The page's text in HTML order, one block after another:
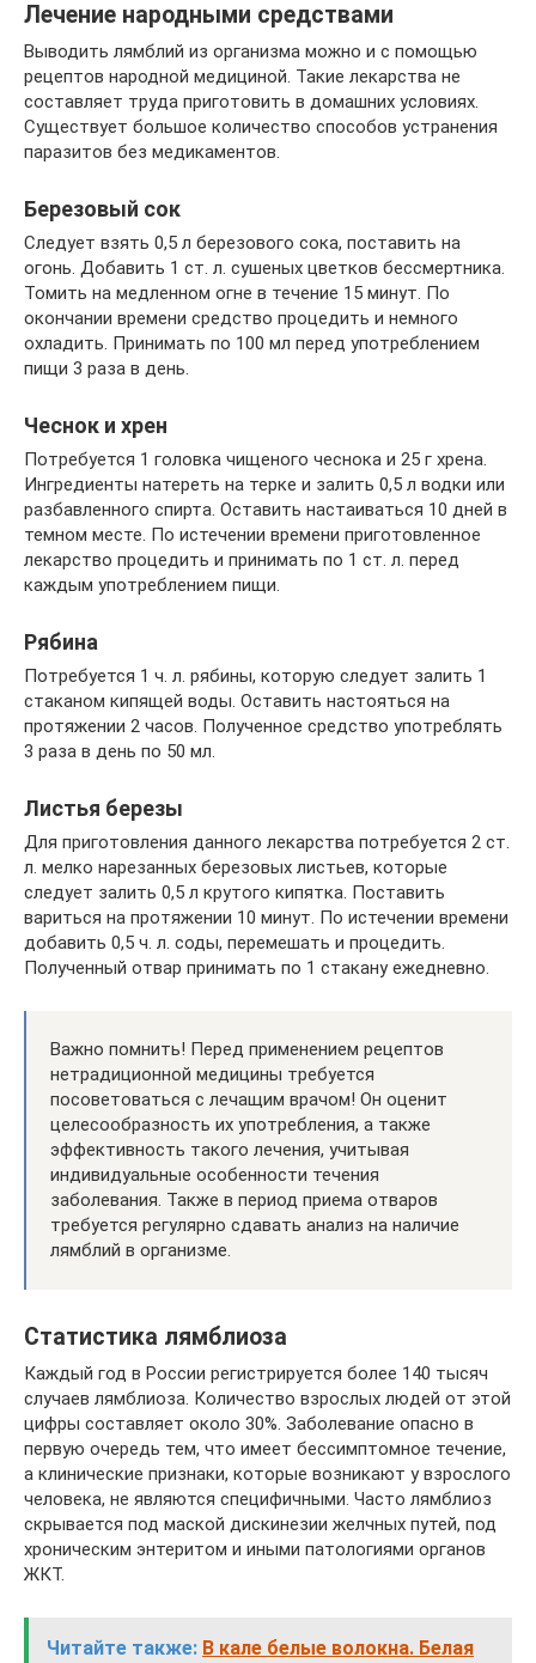
Лечение народными средствами
Выводить лямблий из организма можно и с помощью
рецептов народной медициной. Такие лекарства не
составляет труда приготовить в домашних условиях.
Существует большое количество способов устранения
паразитов без медикаментов.
Березовый сок
Следует взять 0,5 л березового сока, поставить на
огонь. Добавить 1 ст. л. сушеных цветков бессмертника.
Томить на медленном огне в течение 15 минут. По
окончании времени средство процедить и немного
охладить. Принимать по 100 мл перед употреблением
пищи 3 раза в день.
Чеснок и хрен
Потребуется 1 головка чищеного чеснока и 25 г хрена.
Ингредиенты натереть на терке и залить 0,5 л водки или
разбавленного спирта. Оставить настаиваться 10 дней в
темном месте. По истечении времени приготовленное
лекарство процедить и принимать по 1 ст. л. перед
каждым употреблением пищи.
Рябина
Потребуется 1 ч. л. рябины, которую следует залить 1
стаканом кипящей воды. Оставить настояться на
протяжении 2 часов. Полученное средство употреблять
3 раза в день по 50 мл.
Листья березы
Для приготовления данного лекарства потребуется 2 ст.
л. мелко нарезанных березовых листьев, которые
следует залить 0,5 л крутого кипятка. Поставить
вариться на протяжении 10 минут. По истечении времени
добавить 0,5 ч. л. соды, перемешать и процедить.
Полученный отвар принимать по 1 стакану ежедневно.
Важно помнить! Перед применением рецептов
нетрадиционной медицины требуется
посоветоваться с лечащим врачом! Он оценит
целесообразность их употребления, а также
эффективность такого лечения, учитывая
индивидуальные особенности течения
заболевания. Также в период приема отваров
требуется регулярно сдавать анализ на наличие
лямблий в организме.
Статистика лямблиоза
Каждый год в России регистрируется более 140 тысяч
случаев лямблиоза. Количество взрослых людей от этой
цифры составляет около 30%. Заболевание опасно в
первую очередь тем, что имеет бессимптомное течение,
а клинические признаки, которые возникают у взрослого
человека, не являются специфичными. Часто лямблиоз
скрывается под маской дискинезии желчных путей, под
хроническим энтеритом и иными патологиями органов
ЖКТ.
Читайте также: В кале белые волокна. Белая